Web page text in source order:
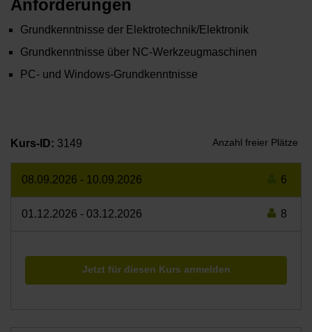
Anforderungen
Grundkenntnisse der Elektrotechnik/Elektronik
Grundkenntnisse über NC-Werkzeugmaschinen
PC- und Windows-Grundkenntnisse
Kurs-ID: 3149 Anzahl freier Plätze
08.09.2026 - 10.09.2026 6
01.12.2026 - 03.12.2026 8
Jetzt für diesen Kurs anmelden